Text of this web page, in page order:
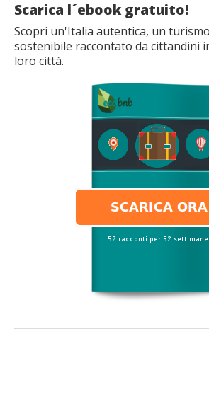
Scarica l´ebook gratuito!
Scopri un'Italia autentica, un
sostenibile raccontato da cittandini
loro città.